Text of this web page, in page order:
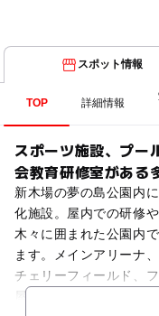
スポット情報
TOP 詳細情報
スポーツ施設、プー
会教育研修室がある
新木場の夢の島公園内
化施設。屋内での研修
木々に囲まれた公園内
ます。メインアリーナ
チェリーフィールド、
屋